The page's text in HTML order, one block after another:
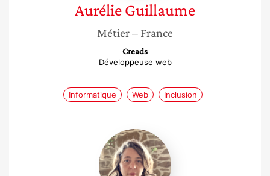
AurélieGuillaume
Métier– France
Creads
Développeuse web
Informatique Web Inclusion
Anouk
Flamant